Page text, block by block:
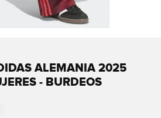
ALEMANIA 2025
- BURDEOS